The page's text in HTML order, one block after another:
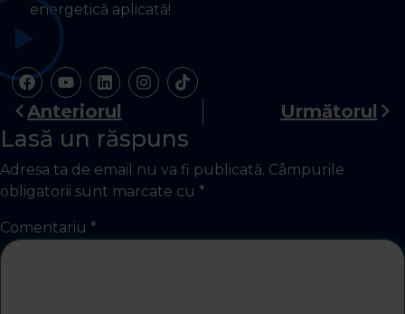
energetică aplicată!
Anteriorul Următorul
Lasă un răspuns
Adresa ta de email nu va fi publicată. Câmpurile
obligatorii sunt marcate cu *
Comentariu *